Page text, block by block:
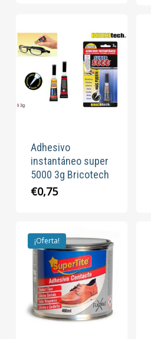
Adhesivo
instantáneo super
5000 3g Bricotech
€0,75
¡Oferta!